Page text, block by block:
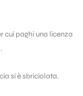
cui paghi una licenza
si è sbriciolata.